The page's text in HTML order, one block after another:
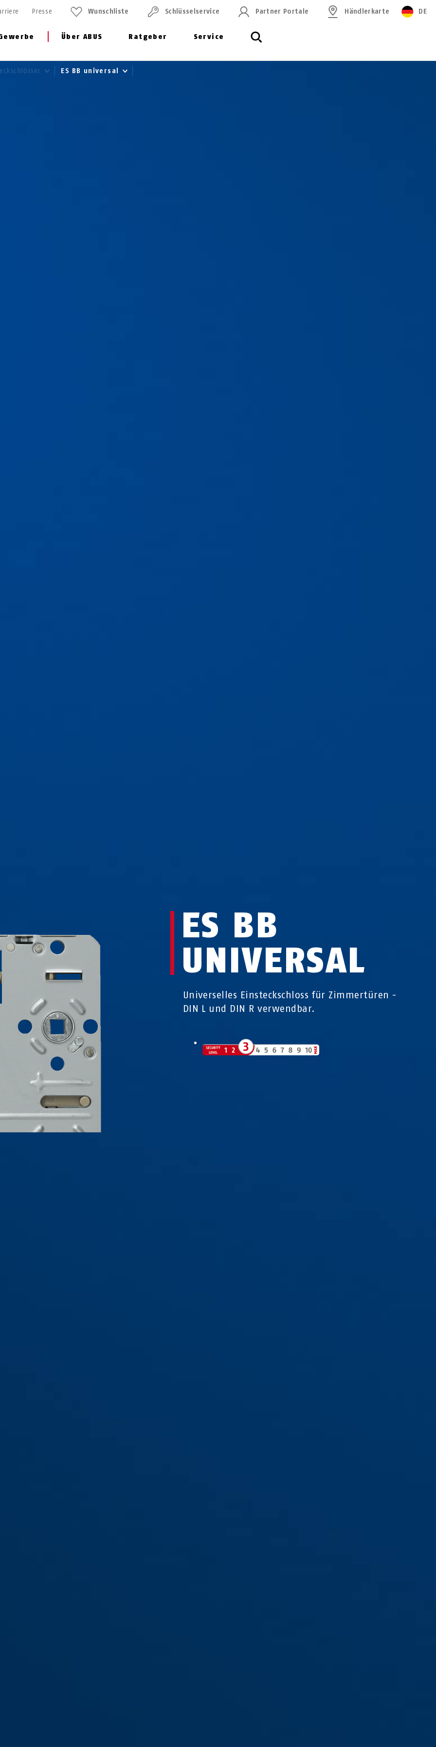
Über ABUS Ratgeber Service
Presse Wunschliste Schlüssel­service Partner Portale Händlerkarte DE
ES BB universal
ES BB
UNIVERSAL
Universelles Einsteckschloss für Zimmertüren -
DIN L und DIN R verwendbar.